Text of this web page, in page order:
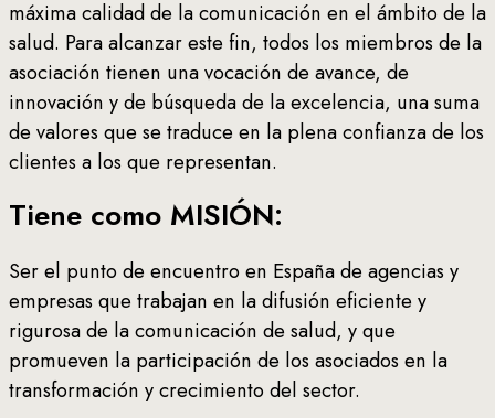
máxima calidad de la comunicación en el ámbito de la
salud. Para alcanzar este fin, todos los miembros de la
asociación tienen una vocación de avance, de
innovación y de búsqueda de la excelencia, una suma
de valores que se traduce en la plena confianza de los
clientes a los que representan.
Tiene como MISIÓN:
Ser el punto de encuentro en España de agencias y
empresas que trabajan en la difusión eficiente y
rigurosa de la comunicación de salud, y que
promueven la participación de los asociados en la
transformación y crecimiento del sector.